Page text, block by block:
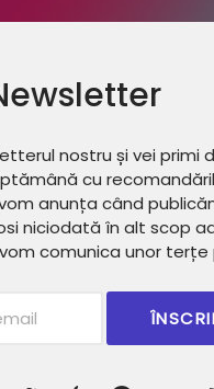
nostru și vei primi
cu
anunța când
niciodată în alt scop
comunica unor terțe